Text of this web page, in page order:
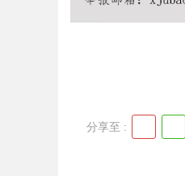
分享至 :